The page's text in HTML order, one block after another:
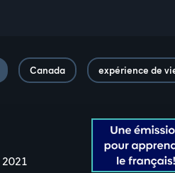
Canada expérience de
2021